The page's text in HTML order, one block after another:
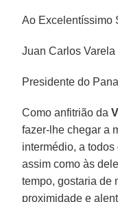
Ao Excelentíssimo
Juan Carlos
Presidente do
Como anfitrião da
fazer-lhe chegar a
intermédio, a
assim como às
tempo, gostaria de
proximidade e